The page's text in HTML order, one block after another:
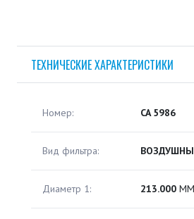
ТЕХНИЧЕСКИЕ ХАРАКТЕРИСТИКИ
Номер: CA 5986
Вид фильтра:
Диаметр 1: 213.000